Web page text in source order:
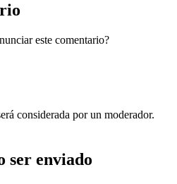
este comentario?
considerada por un moderador.
ser enviado